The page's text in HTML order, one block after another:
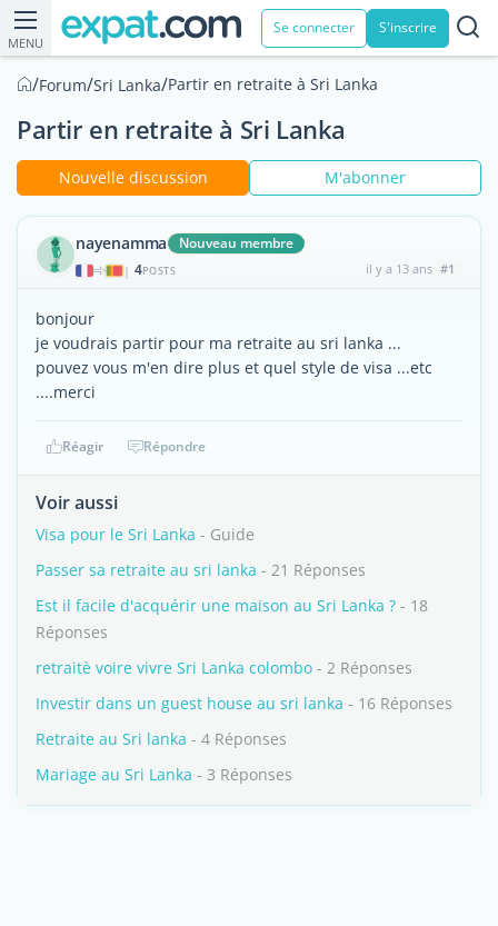
MENU
Se connecter S'inscrire
/Forum/Sri Lanka/Partir en retraite à Sri Lanka
Partir en retraite à Sri Lanka
Nouvelle discussion M'abonner
nayenamma Nouveau membre
| 4POSTS il y a 13 ans #1
bonjour
je voudrais partir pour ma retraite au sri lanka ...
pouvez vous m'en dire plus et quel style de visa ...etc
....merci
Réagir Répondre
Voir aussi
Visa pour le Sri Lanka - Guide
Passer sa retraite au sri lanka - 21 Réponses
Est il facile d'acquérir une maison au Sri Lanka ? - 18
Réponses
retraitè voire vivre Sri Lanka colombo - 2 Réponses
Investir dans un guest house au sri lanka - 16 Réponses
Retraite au Sri lanka - 4 Réponses
Mariage au Sri Lanka - 3 Réponses